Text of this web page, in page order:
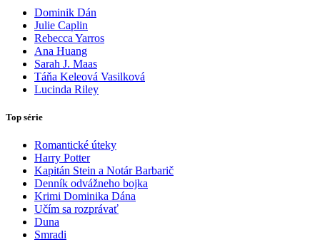
Dominik Dán
Julie Caplin
Rebecca Yarros
Ana Huang
Sarah J. Maas
Táňa Keleová Vasilková
Lucinda Riley
Top série
Romantické úteky
Harry Potter
Kapitán Stein a Notár Barbarič
Denník odvážneho bojka
Krimi Dominika Dána
Učím sa rozprávať
Duna
Smradi